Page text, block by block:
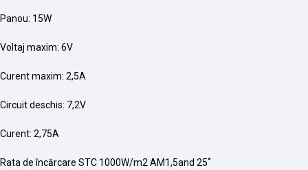
Panou: 15W
Voltaj maxim: 6V
Curent maxim: 2,5A
Circuit deschis: 7,2V
Curent: 2,75A
Rata de încărcare STC 1000W/m2 AM1,5and 25˚